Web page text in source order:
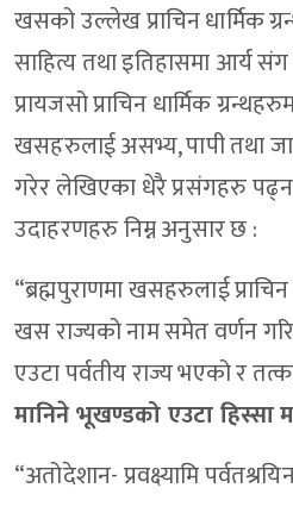
खसको उल्लेख प्राचिन धार्मिक
साहित्य तथा इतिहासमा आर्य
प्रायजसो प्राचिन धार्मिक
खसहरुलाई असभ्य, पापी तथा
गरेर लेखिएका धेरै प्रसंगहरु
उदाहरणहरु निम्न अनुसार छ :
“ब्रह्मपुराणमा खसहरुलाई
खस राज्यको नाम समेत वर्णन
एउटा पर्वतीय राज्य भएको र
मानिने भूखण्डको एउटा हिस्सा
“अतोदेशान- प्रवक्ष्यामि